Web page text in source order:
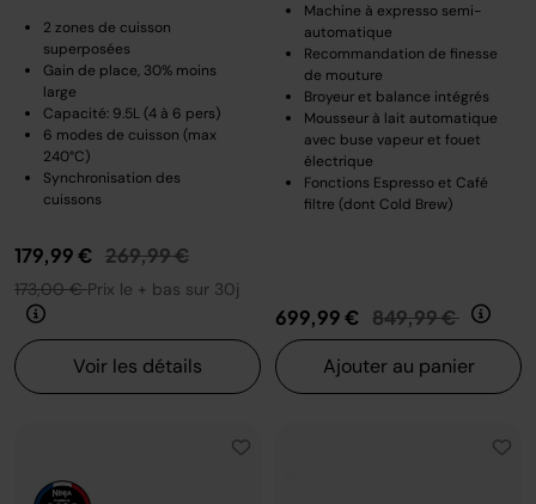
2 zones de cuisson
superposées
Gain de place, 30% moins
large
Capacité: 9.5L (4 à 6 pers)
6 modes de cuisson (max
240°C)
Synchronisation des
cuissons
179,99 € Prix réduit de
269,99 €au
173,00 €Prix le + bas sur 30j
Voir les détails
Machine à expresso semi-
automatique
Recommandation de finesse
de mouture
Broyeur et balance intégrés
Mousseur à lait automatique
avec buse vapeur et fouet
électrique
Fonctions Espresso et Café
filtre (dont Cold Brew)
699,99 € Prix réduit de
849,99 € au
Ajouter au panier